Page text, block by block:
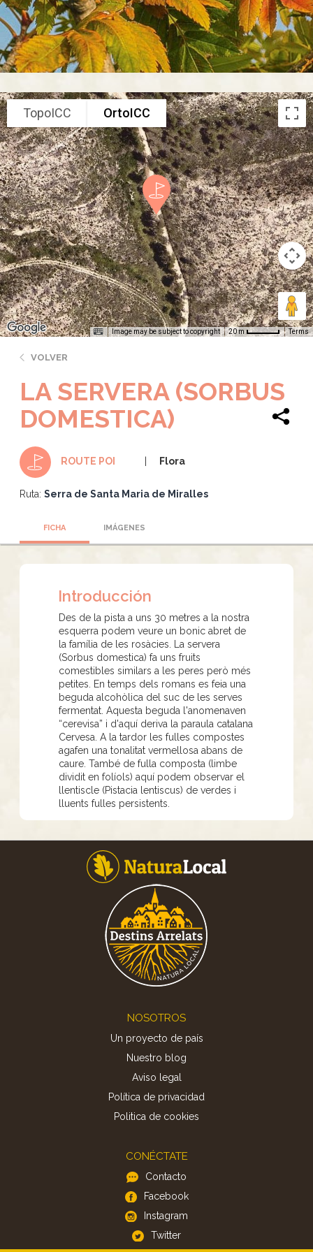
TopoICC OrtoICC
Image may be subject to copyright 20 m Terms
VOLVER
LA SERVERA (SORBUS
DOMESTICA)
ROUTE POI Flora
Ruta: Serra de Santa Maria de Miralles
FICHA IMÁGENES
Introducción
Des de la pista a uns 30 metres a la nostra
esquerra podem veure un bonic abret de
la família de les rosàcies. La servera
(Sorbus domestica) fa uns fruits
comestibles similars a les peres però més
petites. En temps dels romans es feia una
beguda alcohòlica del suc de les serves
fermentat. Aquesta beguda l'anomenaven
“cerevisa” i d'aquí deriva la paraula catalana
Cervesa. A la tardor les fulles compostes
agafen una tonalitat vermellosa abans de
caure. També de fulla composta (limbe
dividit en folíols) aquí podem observar el
llentiscle (Pistacia lentiscus) de verdes i
lluents fulles persistents.
NOSOTROS
Un proyecto de país
Nuestro blog
Aviso legal
Política de privacidad
Politica de cookies
CONÉCTATE
Contacto
Facebook
Instagram
Twitter